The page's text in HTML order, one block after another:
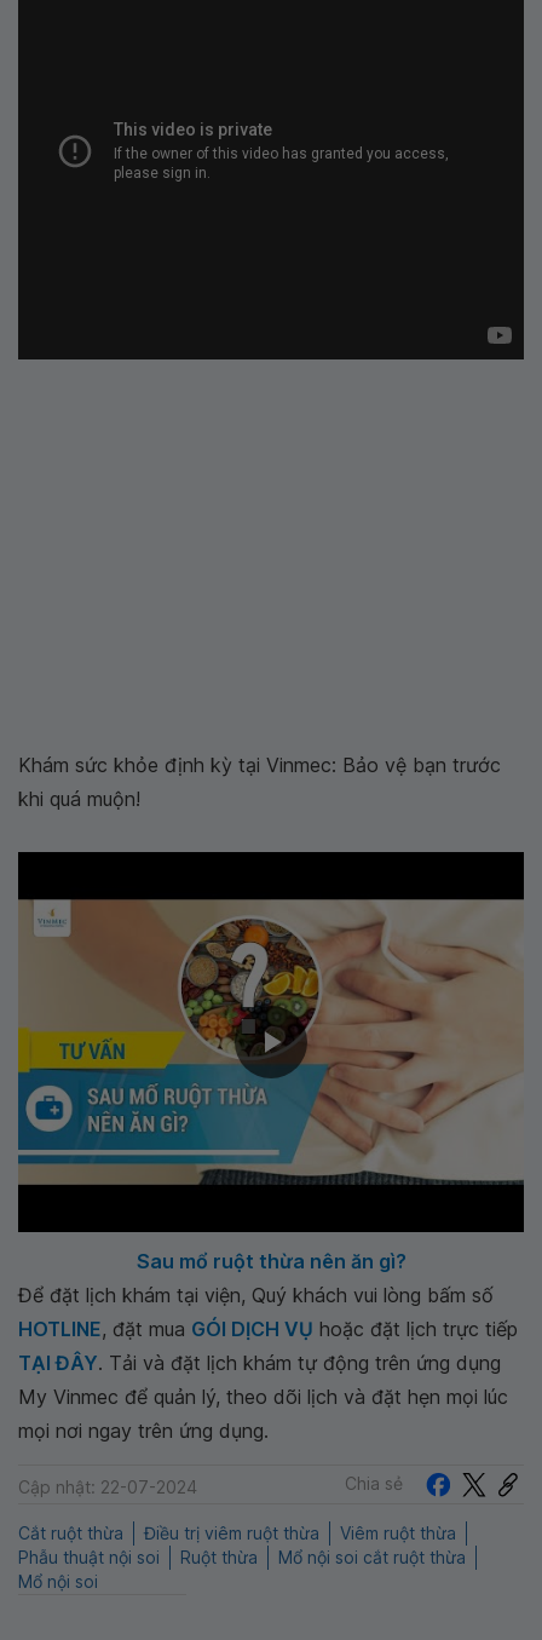
Khám sức khỏe định kỳ tại Vinmec: Bảo vệ bạn trước
khi quá muộn!
Sau mổ ruột thừa nên ăn gì?
Để đặt lịch khám tại viện, Quý khách vui lòng bấm số
HOTLINE, đặt mua GÓI DỊCH VỤ hoặc đặt lịch trực tiếp
TẠI ĐÂY. Tải và đặt lịch khám tự động trên ứng dụng
My Vinmec để quản lý, theo dõi lịch và đặt hẹn mọi lúc
mọi nơi ngay trên ứng dụng.
Cập nhật: 22-07-2024 Chia sẻ
Cắt ruột thừa Điều trị viêm ruột thừa
Viêm ruột thừa
Phẫu thuật nội soi
Ruột thừa
Mổ nội soi cắt ruột thừa
Mổ nội soi